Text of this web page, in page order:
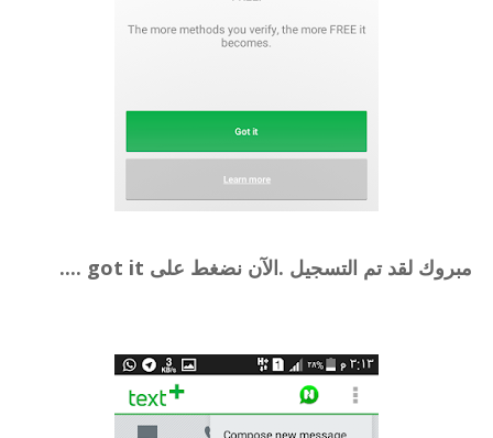
مبروك لقد تم التسجيل .الآن نضغط على got it ....